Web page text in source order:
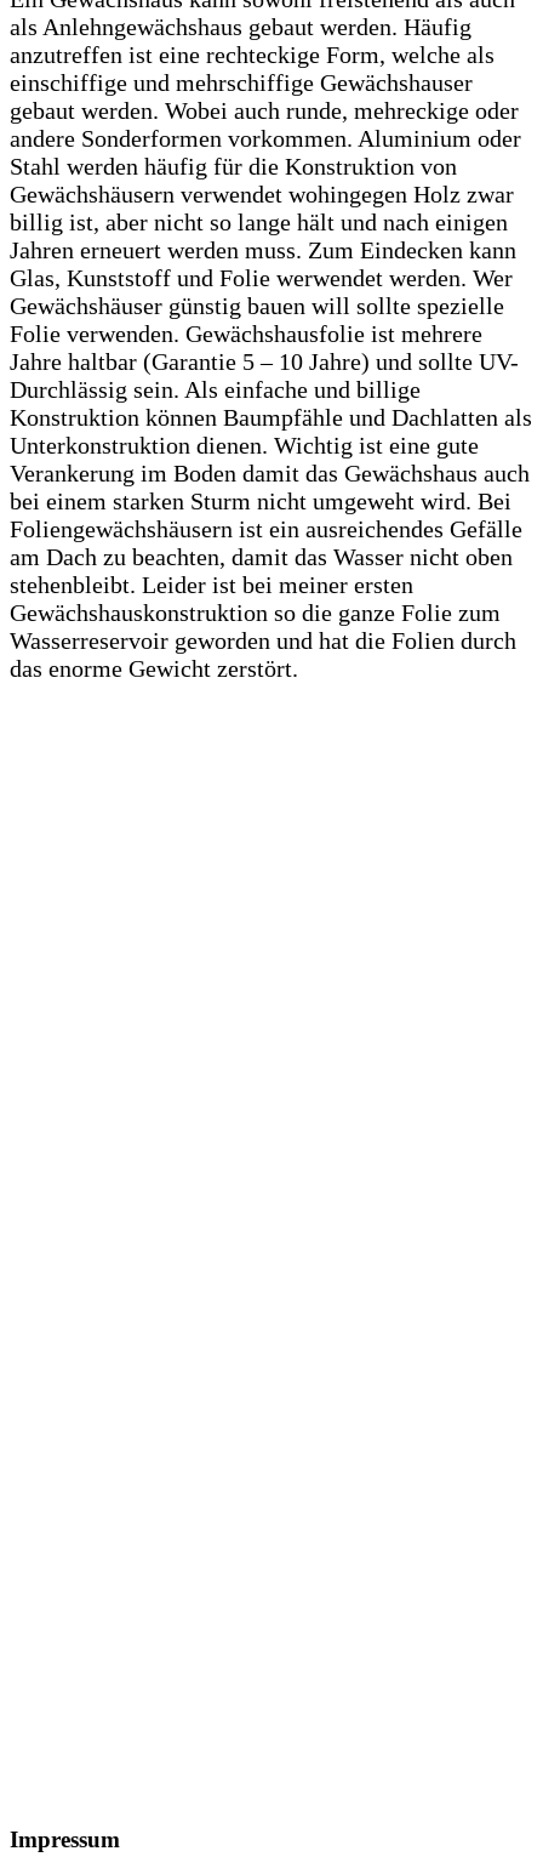
als Anlehngewächshaus gebaut werden. Häufig
anzutreffen ist eine rechteckige Form, welche als
einschiffige und mehrschiffige Gewächshauser
gebaut werden. Wobei auch runde, mehreckige oder
andere Sonderformen vorkommen. Aluminium oder
Stahl werden häufig für die Konstruktion von
Gewächshäusern verwendet wohingegen Holz zwar
billig ist, aber nicht so lange hält und nach einigen
Jahren erneuert werden muss. Zum Eindecken kann
Glas, Kunststoff und Folie werwendet werden. Wer
Gewächshäuser günstig bauen will sollte spezielle
Folie verwenden. Gewächshausfolie ist mehrere
Jahre haltbar (Garantie 5 – 10 Jahre) und sollte UV-
Durchlässig sein. Als einfache und billige
Konstruktion können Baumpfähle und Dachlatten als
Unterkonstruktion dienen. Wichtig ist eine gute
Verankerung im Boden damit das Gewächshaus auch
bei einem starken Sturm nicht umgeweht wird. Bei
Foliengewächshäusern ist ein ausreichendes Gefälle
am Dach zu beachten, damit das Wasser nicht oben
stehenbleibt. Leider ist bei meiner ersten
Gewächshauskonstruktion so die ganze Folie zum
Wasserreservoir geworden und hat die Folien durch
das enorme Gewicht zerstört.
Footer
Impressum